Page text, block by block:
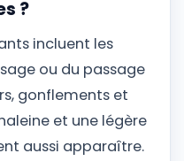
?
incluent les
ou du passage
gonflements et
et une légère
aussi apparaître.